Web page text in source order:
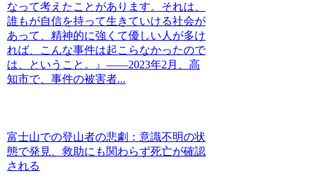
なって考えたことがあります。それは、
誰もが自信を持って生きていける社会が
あって、精神的に強くて優しい人が多け
れば、こんな事件は起こらなかったので
は、ということ。』――2023年2月、高
知市で、事件の被害者...
富士山での登山者の悲劇：意識不明の状
態で発見、救助にも関わらず死亡が確認
される